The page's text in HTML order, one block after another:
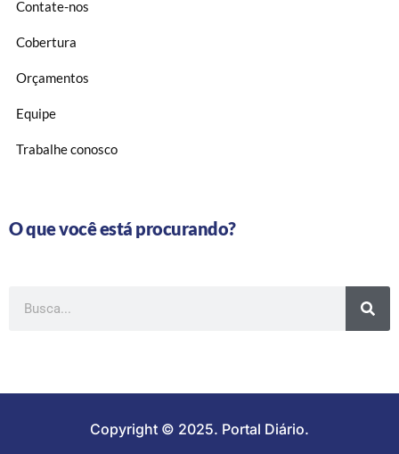
Contate-nos
Cobertura
Orçamentos
Equipe
Trabalhe conosco
O que você está procurando?
Copyright © 2025. Portal Diário.